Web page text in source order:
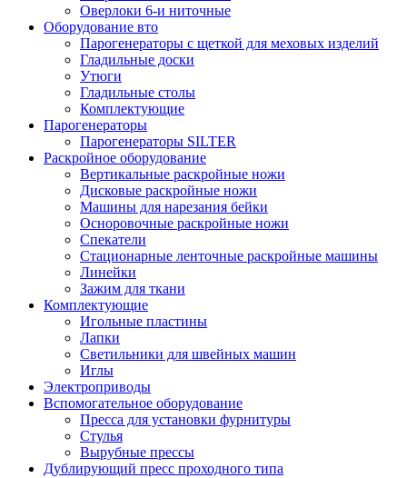
Оверлоки 6-и ниточные
Оборудование вто
Парогенераторы с щеткой для меховых изделий
Гладильные доски
Утюги
Гладильные столы
Комплектующие
Парогенераторы
Парогенераторы SILTER
Раскройное оборудование
Вертикальные раскройные ножи
Дисковые раскройные ножи
Машины для нарезания бейки
Осноровочные раскройные ножи
Спекатели
Стационарные ленточные раскройные машины
Линейки
Зажим для ткани
Комплектующие
Игольные пластины
Лапки
Светильники для швейных машин
Иглы
Электроприводы
Вспомогательное оборудование
Пресса для установки фурнитуры
Стулья
Вырубные прессы
Дублирующий пресс проходного типа